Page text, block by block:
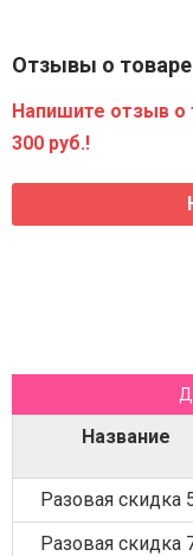
Отзывы о товаре
Напишите отзыв о
300 руб.!
Название
Разовая скидка
Разовая скидка